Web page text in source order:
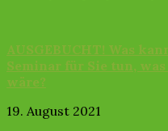
AUSGEBUCHT! Was
Seminar für Sie tun,
wäre?
19. August 2021